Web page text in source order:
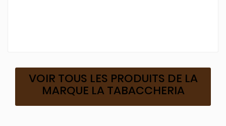
VOIR TOUS LES PRODUITS DE LA
MARQUE LA TABACCHERIA